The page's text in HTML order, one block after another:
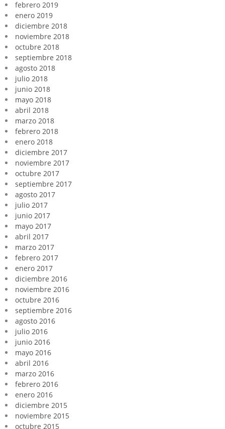
febrero 2019
enero 2019
diciembre 2018
noviembre 2018
octubre 2018
septiembre 2018
agosto 2018
julio 2018
junio 2018
mayo 2018
abril 2018
marzo 2018
febrero 2018
enero 2018
diciembre 2017
noviembre 2017
octubre 2017
septiembre 2017
agosto 2017
julio 2017
junio 2017
mayo 2017
abril 2017
marzo 2017
febrero 2017
enero 2017
diciembre 2016
noviembre 2016
octubre 2016
septiembre 2016
agosto 2016
julio 2016
junio 2016
mayo 2016
abril 2016
marzo 2016
febrero 2016
enero 2016
diciembre 2015
noviembre 2015
octubre 2015